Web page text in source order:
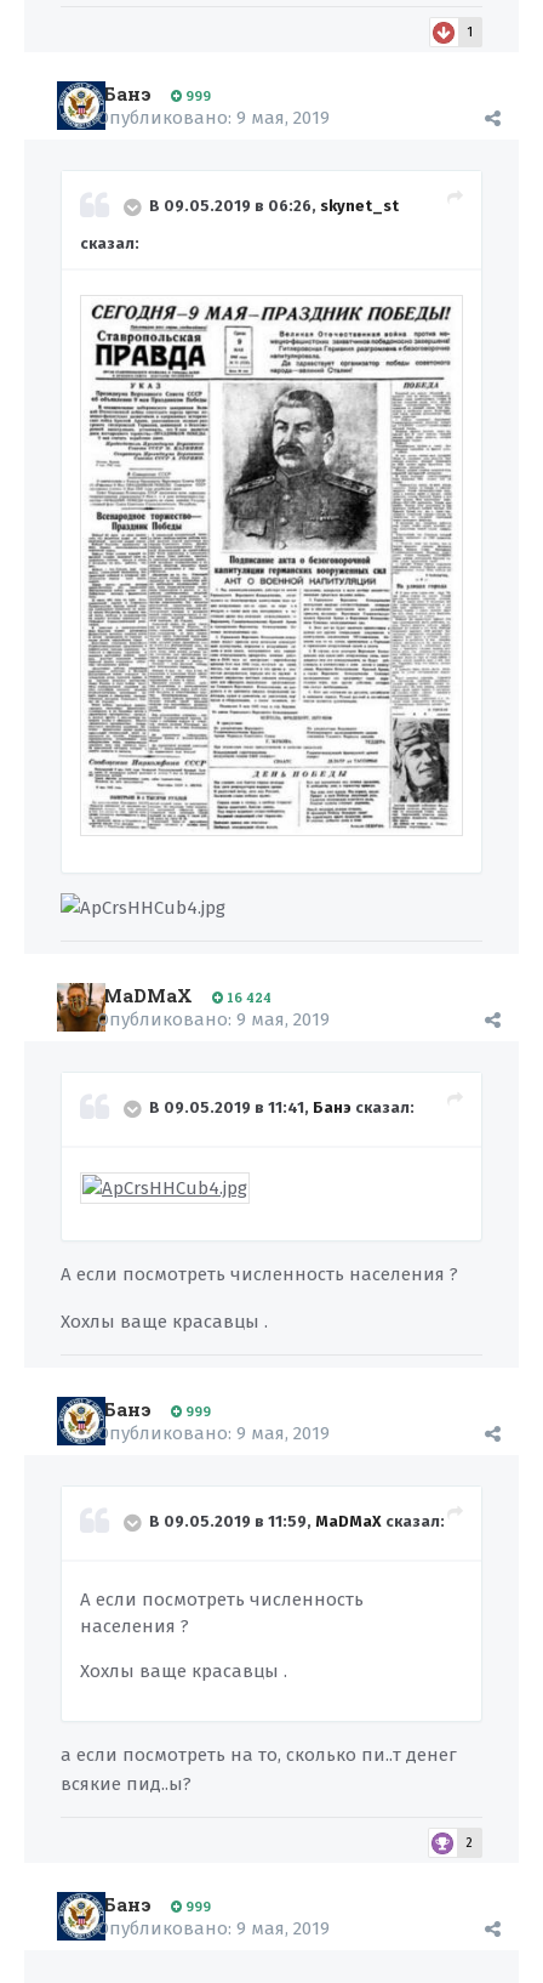
1
Банэ 999
Опубликовано: 9 мая, 2019
В 09.05.2019 в 06:26, skynet_st
сказал:
MaDMaX 16 424
Опубликовано: 9 мая, 2019
В 09.05.2019 в 11:41, Банэ сказал:
А если посмотреть численность населения ?
Хохлы ваще красавцы .
Банэ 999
Опубликовано: 9 мая, 2019
В 09.05.2019 в 11:59, MaDMaX сказал:
А если посмотреть численность
населения ?
Хохлы ваще красавцы .
а если посмотреть на то, сколько пи..т денег
всякие пид..ы?
2
Банэ 999
Опубликовано: 9 мая, 2019